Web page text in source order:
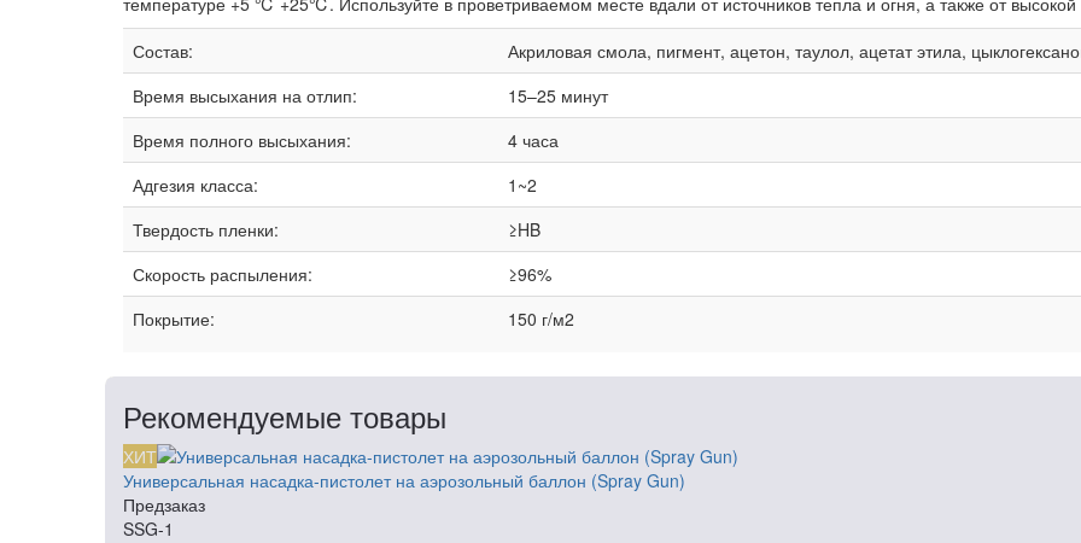
Состав:
Акриловая смола, пигмент, ацетон, таулол, ацетат этила,
Время высыхания на отлип:
15–25 минут
Время полного высыхания:
4 часа
Адгезия класса:
1~2
Твердость пленки:
≥HB
Скорость распыления:
≥96%
Покрытие:
150 г/м2
Рекомендуемые товары
ХИТ
Универсальная насадка-пистолет на аэрозольный баллон (Spray Gun)
Предзаказ
SSG-1